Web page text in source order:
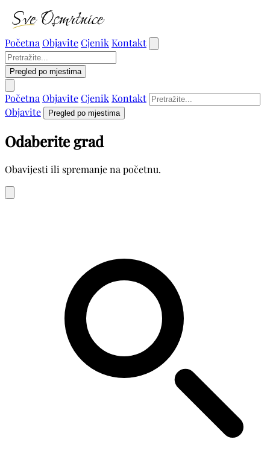
Početna ObjaviteCjenik Kontakt
Pregled po mjestima
Početna ObjaviteCjenik Kontakt
Objavite
Pregled po mjestima
Odaberite grad
Obavijesti ili spremanje na početnu.